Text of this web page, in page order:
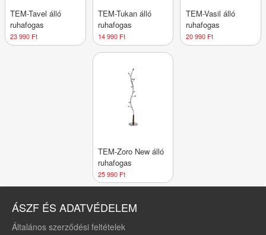
TEM-Tavel álló
ruhafogas
23 990 Ft
TEM-Tukan álló
ruhafogas
14 990 Ft
TEM-Vasil álló
ruhafogas
20 990 Ft
TEM-Zoro New álló
ruhafogas
25 990 Ft
ÁSZF ÉS ADATVÉDELEM
Általános szerződési feltételek